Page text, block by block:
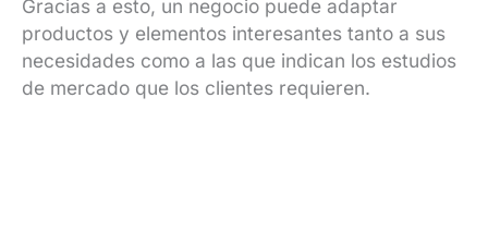
Gracias a esto, un negocio puede adaptar
productos y elementos interesantes tanto a sus
necesidades como a las que indican los estudios
de mercado que los clientes requieren.